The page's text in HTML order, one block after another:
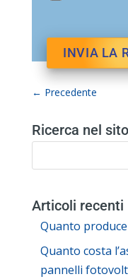
← Precedente
Ricerca nel sito
Articoli recenti
Quanto
Quanto costa
pannelli